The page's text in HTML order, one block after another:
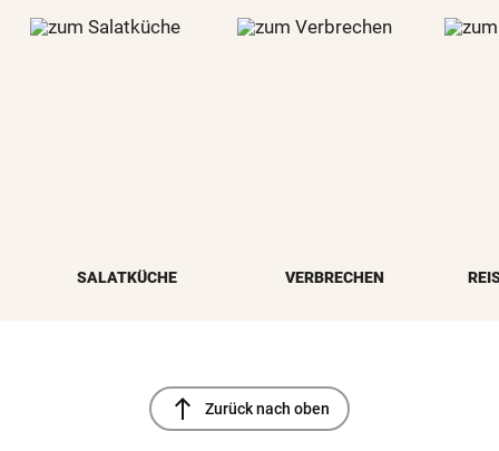
SALATKÜCHE VERBRECHEN
north Zurück nach oben